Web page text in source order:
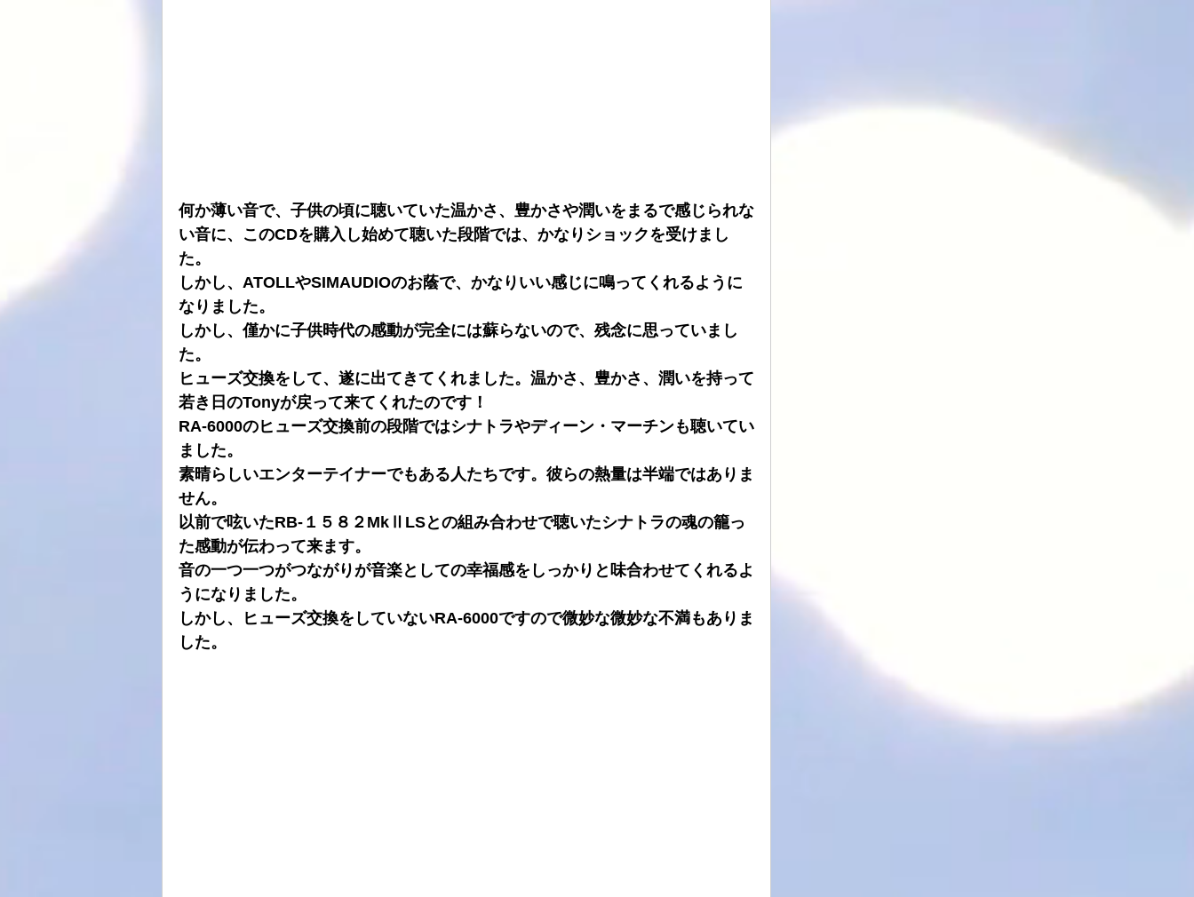
何か薄い音で、子供の頃に聴いていた温かさ、豊かさや潤いをまるで感じられな
い音に、このCDを購入し始めて聴いた段階では、かなりショックを受けまし
た。
しかし、ATOLLやSIMAUDIOのお蔭で、かなりいい感じに鳴ってくれるように
なりました。
しかし、僅かに子供時代の感動が完全には蘇らないので、残念に思っていまし
た。
ヒューズ交換をして、遂に出てきてくれました。温かさ、豊かさ、潤いを持って
若き日のTonyが戻って来てくれたのです！
RA-6000のヒューズ交換前の段階ではシナトラやディーン・マーチンも聴いてい
ました。
素晴らしいエンターテイナーでもある人たちです。彼らの熱量は半端ではありま
せん。
以前で呟いたRB‐１５８２MkⅡLSとの組み合わせで聴いたシナトラの魂の籠っ
た感動が伝わって来ます。
音の一つ一つがつながりが音楽としての幸福感をしっかりと味合わせてくれるよ
うになりました。
しかし、ヒューズ交換をしていないRA-6000ですので微妙な微妙な不満もありま
した。